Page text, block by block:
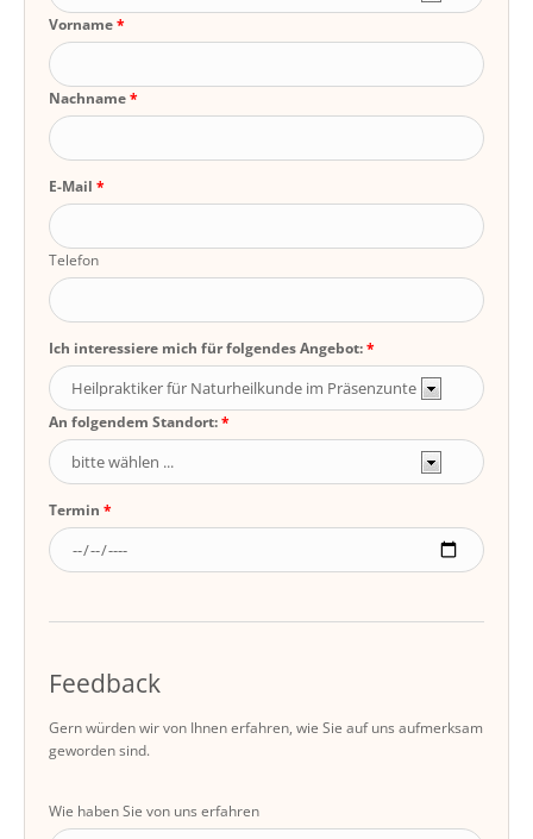
Vorname
Nachname
E-Mail
Telefon
Ich interessiere mich für folgendes Angebot:
An folgendem Standort:
Termin
Feedback
Gern würden wir von Ihnen erfahren, wie Sie auf uns aufmerksam
geworden sind.
Wie haben Sie von uns erfahren